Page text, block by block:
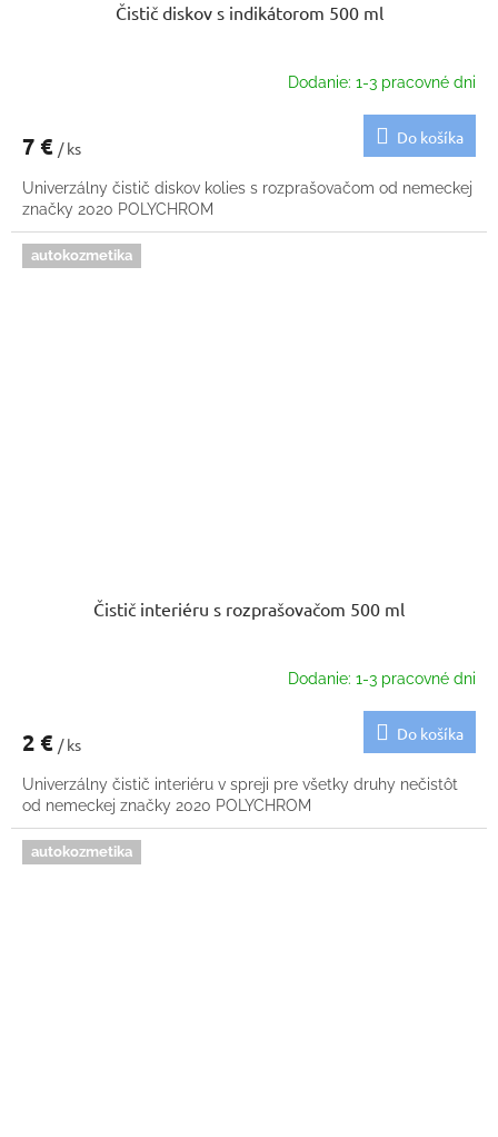
Čistič diskov s indikátorom 500 ml
Dodanie: 1-3 pracovné dni
7 € / ks
Do košíka
Univerzálny čistič diskov kolies s rozprašovačom od nemeckej
značky 2020 POLYCHROM
autokozmetika
Čistič interiéru s rozprašovačom 500 ml
Dodanie: 1-3 pracovné dni
2 € / ks
Do košíka
Univerzálny čistič interiéru v spreji pre všetky druhy nečistôt
od nemeckej značky 2020 POLYCHROM
autokozmetika